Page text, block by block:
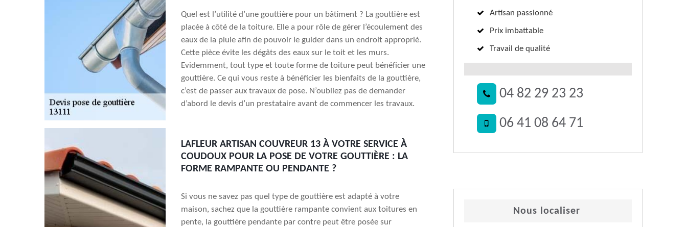
Quel est l’utilité d’une gouttière pour un bâtiment ? La gouttière est
placée à côté de la toiture. Elle a pour rôle de gérer l’écoulement des
eaux de la pluie afin de pouvoir le guider dans un endroit approprié.
Cette pièce évite les dégâts des eaux sur le toit et les murs.
Evidemment, tout type et toute forme de toiture peut bénéficier une
gouttière. Ce qui vous reste à bénéficier les bienfaits de la gouttière,
c’est de passer aux travaux de pose. N’oubliez pas de demander
d’abord le devis d’un prestataire avant de commencer les travaux.
LAFLEUR ARTISAN COUVREUR 13 À VOTRE SERVICE À
COUDOUX POUR LA POSE DE VOTRE GOUTTIÈRE : LA
FORME RAMPANTE OU PENDANTE ?
Si vous ne savez pas quel type de gouttière est adapté à votre
maison, sachez que la gouttière rampante convient aux toitures en
pente, la gouttière pendante par contre peut être posée sur
Artisan passionné
Prix imbattable
Travail de qualité
04 82 29 23 23
06 41 08 64 71
Nous localiser